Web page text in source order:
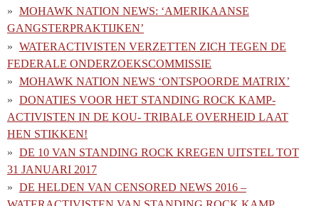
MOHAWK NATION NEWS: ‘AMERIKAANSE
GANGSTERPRAKTIJKEN’
WATERACTIVISTEN VERZETTEN ZICH TEGEN DE
FEDERALE ONDERZOEKSCOMMISSIE
MOHAWK NATION NEWS ‘ONTSPOORDE MATRIX’
DONATIES VOOR HET STANDING ROCK KAMP-
ACTIVISTEN IN DE KOU- TRIBALE OVERHEID LAAT
HEN STIKKEN!
DE 10 VAN STANDING ROCK KREGEN UITSTEL TOT
31 JANUARI 2017
DE HELDEN VAN CENSORED NEWS 2016 –